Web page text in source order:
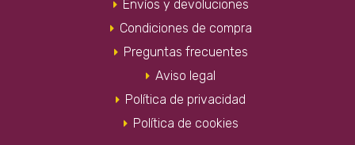
Envíos y devoluciones
Condiciones de compra
Preguntas frecuentes
Aviso legal
Política de privacidad
Política de cookies